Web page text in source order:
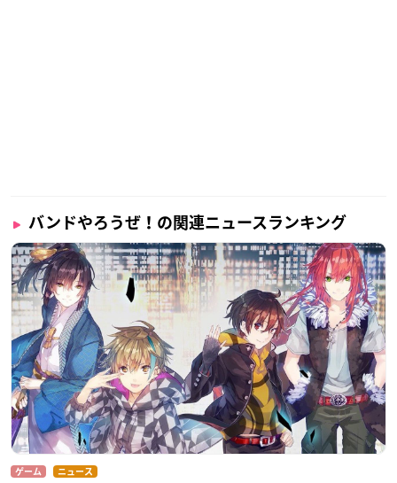
バンドやろうぜ！の関連ニュースランキング
ゲーム ニュース